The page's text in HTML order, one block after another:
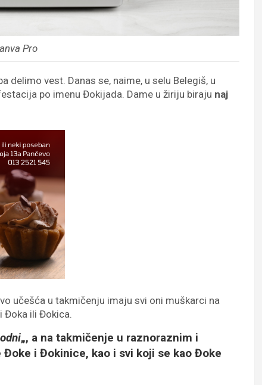
Pro
delimo vest. Danas se, naime, u selu Belegiš, u
po imenu Đokijada. Dame u žiriju biraju naj
učešća u takmičenju imaju svi oni muškarci na
Đoka ili Đokica.
„, a na takmičenje u raznoraznim i
i Đokinice, kao i svi koji se kao Đoke